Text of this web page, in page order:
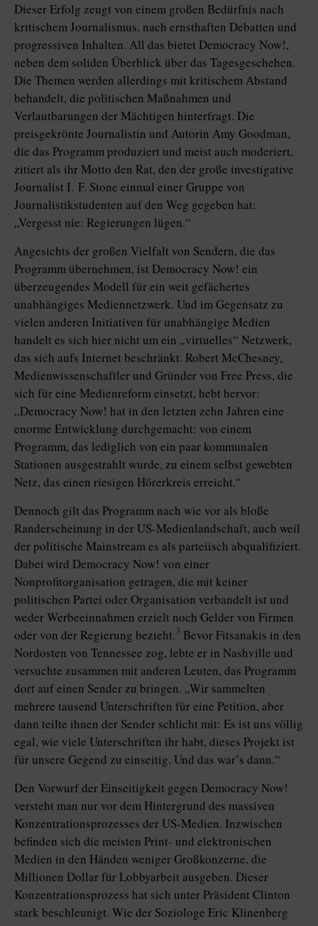
Dieser Erfolg zeugt von einem großen Bedürfnis nach
kritischem Journalismus, nach ernsthaften Debatten und
progressiven Inhalten. All das bietet Democracy Now!,
neben dem soliden Überblick über das Tagesgeschehen.
Die Themen werden allerdings mit kritischem Abstand
behandelt, die politischen Maßnahmen und
Verlautbarungen der Mächtigen hinterfragt. Die
preisgekrönte Journalistin und Autorin Amy Goodman,
die das Programm produziert und meist auch moderiert,
zitiert als ihr Motto den Rat, den der große investigative
Journalist I. F. Stone einmal einer Gruppe von
Journalistikstudenten auf den Weg gegeben hat:
„Vergesst nie: Regierungen lügen.“
Angesichts der großen Vielfalt von Sendern, die das
Programm übernehmen, ist Democracy Now! ein
überzeugendes Modell für ein weit gefächertes
unabhängiges Mediennetzwerk. Und im Gegensatz zu
vielen anderen Initiativen für unabhängige Medien
handelt es sich hier nicht um ein „virtuelles“ Netzwerk,
das sich aufs Internet beschränkt. Robert McChesney,
Medienwissenschaftler und Gründer von Free Press, die
sich für eine Medienreform einsetzt, hebt hervor:
„Democracy Now! hat in den letzten zehn Jahren eine
enorme Entwicklung durchgemacht: von einem
Programm, das lediglich von ein paar kommunalen
Stationen ausgestrahlt wurde, zu einem selbst gewebten
Netz, das einen riesigen Hörerkreis erreicht.“
Dennoch gilt das Programm nach wie vor als bloße
Randerscheinung in der US-Medienlandschaft, auch weil
der politische Mainstream es als parteiisch abqualifiziert.
Dabei wird Democracy Now! von einer
Nonprofitorganisation getragen, die mit keiner
politischen Partei oder Organisation verbandelt ist und
weder Werbeeinnahmen erzielt noch Gelder von Firmen
oder von der Regierung bezieht.3 Bevor Fitsanakis in den
Nordosten von Tennessee zog, lebte er in Nashville und
versuchte zusammen mit anderen Leuten, das Programm
dort auf einen Sender zu bringen. „Wir sammelten
mehrere tausend Unterschriften für eine Petition, aber
dann teilte ihnen der Sender schlicht mit: Es ist uns völlig
egal, wie viele Unterschriften ihr habt, dieses Projekt ist
für unsere Gegend zu einseitig. Und das war’s dann.“
Den Vorwurf der Einseitigkeit gegen Democracy Now!
versteht man nur vor dem Hintergrund des massiven
Konzentrationsprozesses der US-Medien. Inzwischen
befinden sich die meisten Print- und elektronischen
Medien in den Händen weniger Großkonzerne, die
Millionen Dollar für Lobbyarbeit ausgeben. Dieser
Konzentrationsprozess hat sich unter Präsident Clinton
stark beschleunigt. Wie der Soziologe Eric Klinenberg